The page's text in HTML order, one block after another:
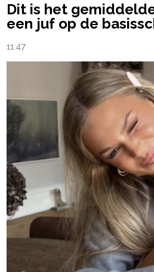
Dit is het
een juf op de
11:47